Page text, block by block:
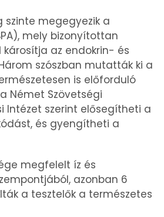
szinte megegyezik a
mely bizonyítottan
károsítja az endokrin- és
szószban mutatták ki a
is előforduló
Német Szövetségi
Intézet szerint elősegítheti a
és gyengítheti a
megfelelt íz és
azonban 6
a tesztelők a természetes